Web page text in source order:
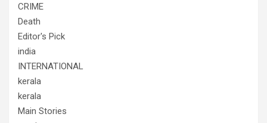
CRIME
Death
Editor's Pick
india
INTERNATIONAL
kerala
kerala
Main Stories